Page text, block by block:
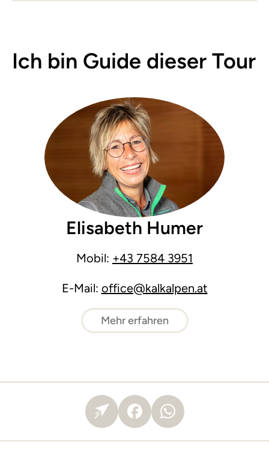
Ich bin Guide dieser Tour
Elisabeth Humer
Mobil: +43 7584 3951
E-Mail: office@kalkalpen.at
Mehr erfahren